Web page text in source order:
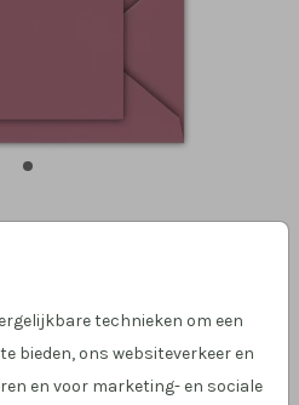
technieken om een
bieden, ons websiteverkeer en
en voor marketing- en sociale
Prijs: € 0,45